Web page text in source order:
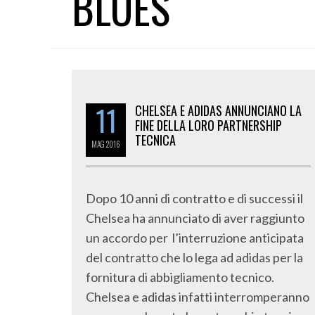
11
MAG2016
CHELSEA E ADIDAS ANNUNCIANO LA
FINE DELLA LORO PARTNERSHIP
TECNICA
Dopo 10 anni di contratto e di successi il
Chelsea ha annunciato di aver raggiunto
un accordo per l’interruzione anticipata
del contratto che lo lega ad adidas per la
fornitura di abbigliamento tecnico.
Chelsea e adidas infatti interromperanno